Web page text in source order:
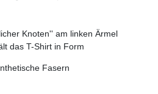
Knoten'' am linken Ärmel
das T-Shirt in Form
Fasern